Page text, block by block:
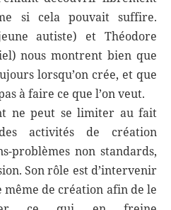
si cela pouvait suffire.
autiste) et Théodore
nous montrent bien que
lorsqu’on crée, et que
à faire ce que l’on veut.
ne peut se limiter au fait
activités de création
problèmes non standards,
Son rôle est d’intervenir
de création afin de le